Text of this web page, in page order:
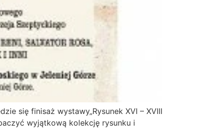
się finisaż wystawy„Rysunek XVI – XVIII
wyjątkową kolekcję rysunku i